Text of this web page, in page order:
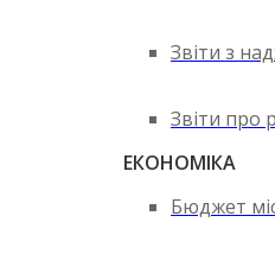
Звіти з
Звіти про
ЕКОНОМІКА
Бюджет